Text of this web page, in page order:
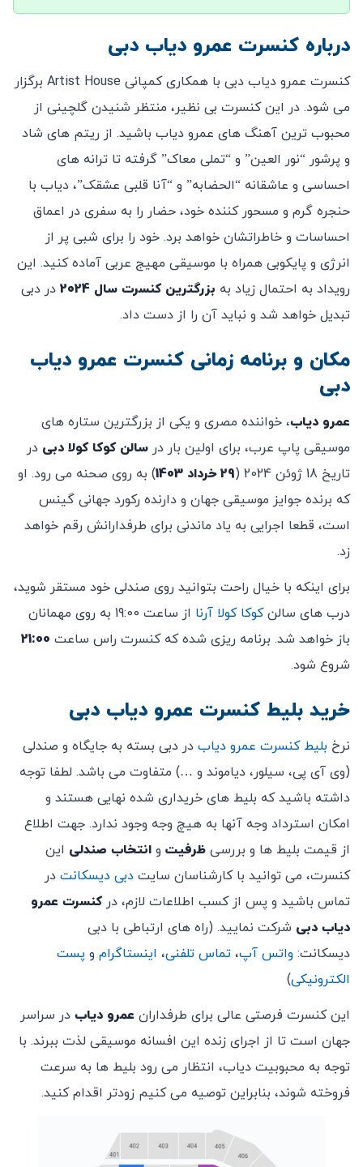
درباره کنسرت عمرو دیاب دبی
کنسرت عمرو دیاب دبی با همکاری کمپانی Artist House برگزار
می شود. در این کنسرت بی نظیر، منتظر شنیدن گلچینی از
محبوب ترین آهنگ های عمرو دیاب باشید. از ریتم های شاد
و پرشور “نور العین” و “تملی معاک” گرفته تا ترانه های
احساسی و عاشقانه “الحضابه” و “آنا قلبی عشقک”، دیاب با
حنجره گرم و مسحور کننده خود، حضار را به سفری در اعماق
احساسات و خاطراتشان خواهد برد. خود را برای شبی پر از
انرژی و پایکوبی همراه با موسیقی مهیج عربی آماده کنید. این
رویداد به احتمال زیاد به بزرگترین کنسرت سال 2024 در دبی
تبدیل خواهد شد و نباید آن را از دست داد.
مکان و برنامه زمانی کنسرت عمرو دیاب
دبی
عمرو دیاب، خواننده مصری و یکی از بزرگترین ستاره های
موسیقی پاپ عرب، برای اولین بار در سالن کوکا کولا دبی در
تاریخ 18 ژوئن 2024 (
29 خرداد 1403) به روی صحنه می رود. او
که برنده جوایز موسیقی جهان و دارنده رکورد جهانی گینس
است، قطعا اجرایی به یاد ماندنی برای طرفدارانش رقم خواهد
زد.
برای اینکه با خیال راحت بتوانید روی صندلی خود مستقر شوید،
درب های سالنکوکا کولا آرنا
از ساعت 19:00 به روی مهمانان
باز خواهد شد. برنامه ریزی شده که کنسرت راس ساعت 21:00
شروع شود.
خرید بلیط کنسرت عمرو دیاب دبی
نرخ بلیط کنسرت عمرو دیاب در دبی بسته به جایگاه و صندلی
(وی آی پی، سیلور، دیاموند و …) متفاوت می باشد. لطفا توجه
داشته باشید که بلیط های خریداری شده نهایی هستند و
امکان استرداد وجه آنها به هیچ وجه وجود ندارد. جهت اطلاع
از قیمت بلیط ها و بررسی ظرفیت و انتخاب صندلی این
کنسرت، می توانید با کارشناسان سایت دبی دیسکانت در
تماس باشید و پس از کسب اطلاعات لازم، درکنسرت عمرو
دیاب دبی شرکت نمایید. (راه های ارتباطی با دبی
دیسکانت: واتس آپ، تماس تلفنی، اینستاگرام و پست
الکترونیکی)
این کنسرت فرصتی عالی برای طرفداران عمرو دیاب در سراسر
جهان است تا از اجرای زنده این افسانه موسیقی لذت ببرند. با
توجه به محبوبیت دیاب، انتظار می رود بلیط ها به سرعت
فروخته شوند، بنابراین توصیه می کنیم زودتر اقدام کنید.